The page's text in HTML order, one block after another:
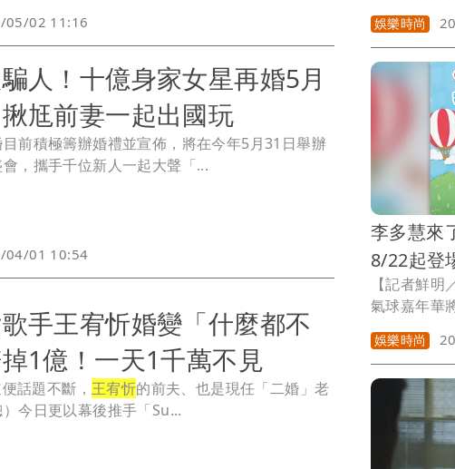
05/02 11:16
人！十億身家女星再婚5月
尪前妻一起出國玩
前積極籌辦婚禮並宣佈，將在今年5月31日舉辦
會，攜手千位新人一起大聲「...
04/01 10:54
手王宥忻婚變「什麼都不
1億！一天1千萬不見
話題不斷， 王宥忻的前夫、也是現任「二婚」老
今日更以幕後推手「Su...
「天籟之音
《諾言》，
神龍》，氣
路假新聞傳
女兒香奈兒
雖荒謬，但
和老公夫
娛樂時尚
李多慧來
8/22起登
【記者鮮
氣球嘉年華
土牛運動公
一「台東天
台中升空外
樂晚會、夜
動，活動首
神李多慧擔
進石岡，感
娛樂時尚